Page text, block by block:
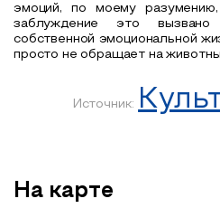
эмоций, по моему
заблуждение это
собственной эмоциональной
просто не обращает на
Источник:
На карте